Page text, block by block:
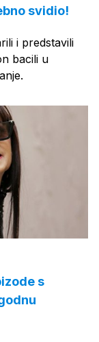
svidio!
i predstavili
bacili u
s